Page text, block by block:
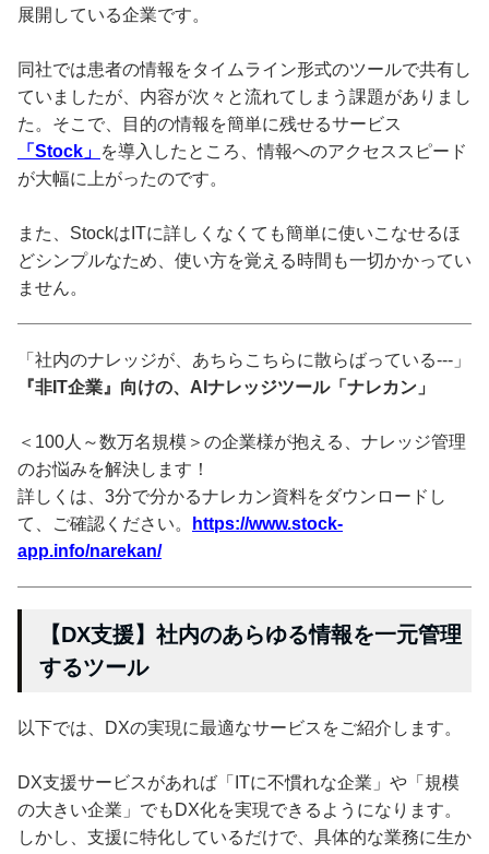
展開している企業です。
同社では患者の情報をタイムライン形式のツールで共有し
ていましたが、内容が次々と流れてしまう課題がありまし
た。そこで、目的の情報を簡単に残せるサービス
「Stock」 を導入したところ、情報へのアクセススピード
が大幅に上がったのです。
また、StockはITに詳しくなくても簡単に使いこなせるほ
どシンプルなため、使い方を覚える時間も一切かかってい
ません。
「社内のナレッジが、あちらこちらに散らばっている---」
『非IT企業』向けの、AIナレッジツール「ナレカン」
＜100人～数万名規模＞の企業様が抱える、ナレッジ管理
のお悩みを解決します！
詳しくは、3分で分かるナレカン資料をダウンロードし
て、ご確認ください。
https://www.stock-
app.info/narekan/
【DX支援】社内のあらゆる情報を一元管理
するツール
以下では、DXの実現に最適なサービスをご紹介します。
DX支援サービスがあれば「ITに不慣れな企業」や「規模
の大きい企業」でもDX化を実現できるようになります。
しかし、支援に特化しているだけで、具体的な業務に生か